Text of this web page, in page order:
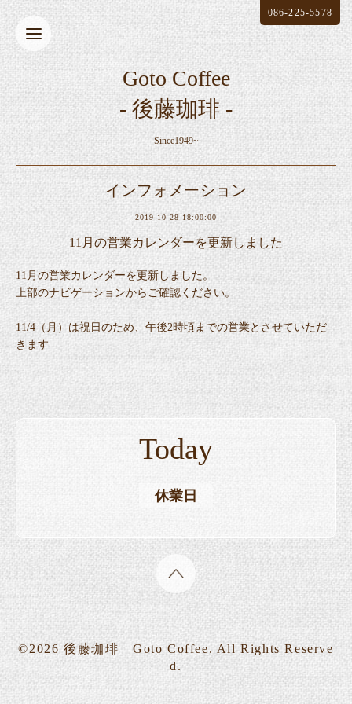
Goto Coffee
- 後藤珈琲 -
Since1949~
086-225-5578
インフォメーション
2019-10-28 18:00:00
11月の営業カレンダーを更新しました
11月の営業カレンダーを更新しました。
上部のナビゲーションからご確認ください。
11/4（月）は祝日のため、午後2時頃までの営業とさせていただ
きます
Today
休業日
©2026後藤珈琲 Goto Coffee. All Rights Reserve
d.